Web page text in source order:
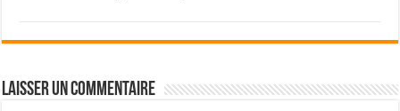
Laisser un commentaire